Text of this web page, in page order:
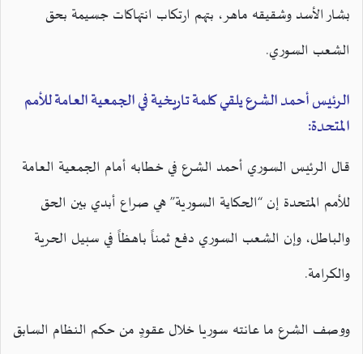
بشار الأسد وشقيقه ماهر، بتهم ارتكاب انتهاكات جسيمة بحق
الشعب السوري.
الرئيس أحمد الشرع يلقي كلمة تاريخية في الجمعية العامة للأمم
المتحدة:
قال الرئيس السوري أحمد الشرع في خطابه أمام الجمعية العامة
للأمم المتحدة إن “الحكاية السورية” هي صراع أبدي بين الحق
والباطل، وإن الشعب السوري دفع ثمناً باهظاً في سبيل الحرية
والكرامة.
ووصف الشرع ما عانته سوريا خلال عقودٍ من حكم النظام السابق